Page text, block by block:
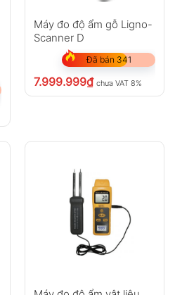
Máy đo độ ẩm gỗ Ligno-
Scanner D
Đã bán 341
7.999.999₫ chưa VAT 8%